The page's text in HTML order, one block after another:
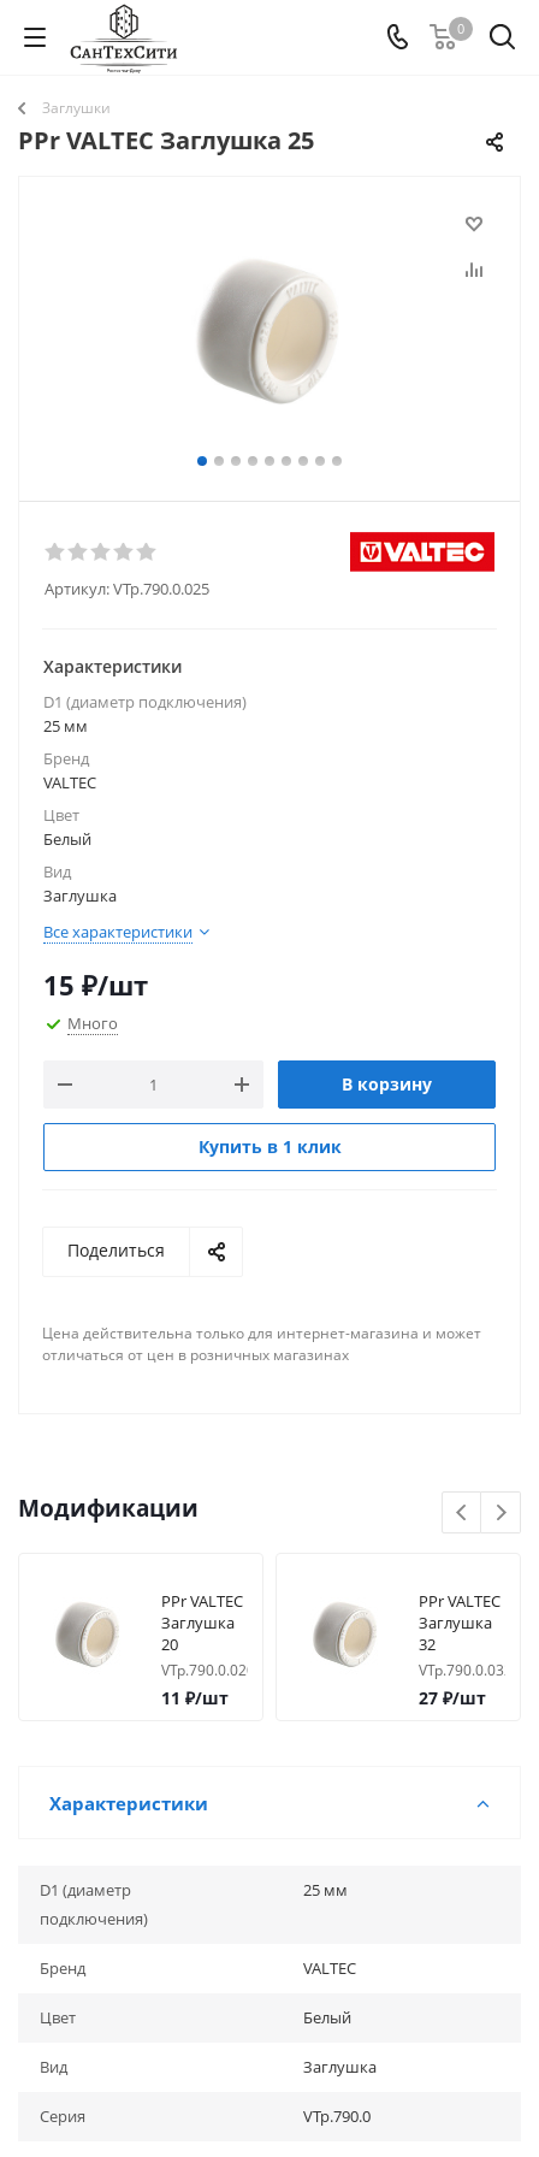
0
Заглушки
PPr VALTEC Заглушка 25
Артикул:VTp.790.0.025
Характеристики
D1 (диаметр подключения)
25 мм
Бренд
VALTEC
Цвет
Белый
Вид
Заглушка
Все характеристики
15 ₽/шт
Много
В корзину
Купить в 1 клик
Поделиться
Цена действительна только для интернет-магазина и может
отличаться от цен в розничных магазинах
Модификации
PPr VALTEC
Заглушка
20
VTp.790.0.020
11 ₽/шт
PPr VALTEC
Заглушка
32
VTp.790.0.032
27 ₽/шт
Характеристики
D1 (диаметр
подключения)
25 мм
Бренд VALTEC
Цвет Белый
Вид Заглушка
Серия VTp.790.0